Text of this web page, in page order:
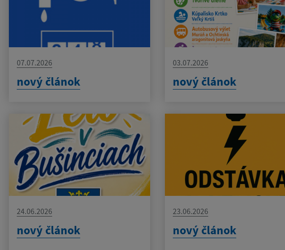
07.07.2026
nový článok
03.07.2026
nový článok
24.06.2026
nový článok
23.06.2026
nový článok